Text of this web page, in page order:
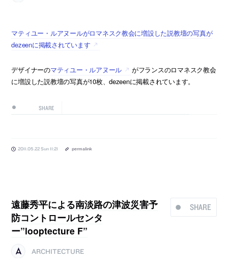
マティユー・ルアヌールがロマネスク教会に増設した説教壇の写真が
dezeenに掲載されています
デザイナーのマティユー・ルアヌール
がフランスのロマネスク教会
に増設した説教壇の写真が10枚、dezeenに掲載されています。
SHARE
2011.05.22 Sun 11:21 permalink
SHARE
遠藤秀平による南淡路の津波災害予
防コントロールセンタ
ー”looptecture F”
ARCHITECTURE